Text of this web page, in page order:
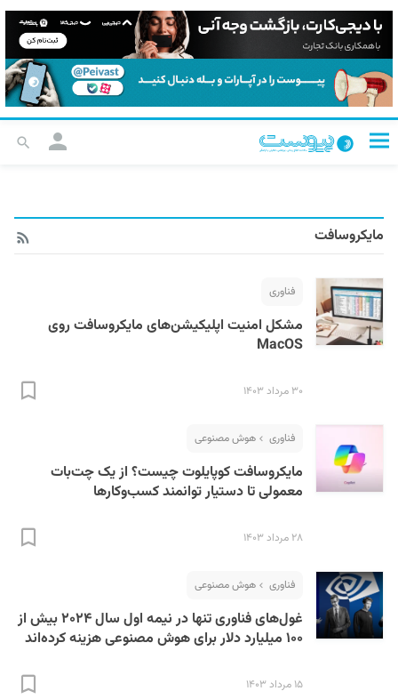
مایکروسافت
فناوری
مشکل امنیت اپلیکیشن‌های مایکروسافت روی
MacOS
۳۰ مرداد ۱۴۰۳
فناوری هوش مصنوعی
مایکروسافت کوپایلوت چیست؟ از یک چت‌بات
معمولی تا دستیار توانمند کسب‌وکارها
۲۸ مرداد ۱۴۰۳
فناوری هوش مصنوعی
غول‌های فناوری تنها در نیمه اول سال ۲۰۲۴ بیش از
۱۰۰ میلیارد دلار برای هوش مصنوعی هزینه‌ کرده‌اند
۱۵ مرداد ۱۴۰۳